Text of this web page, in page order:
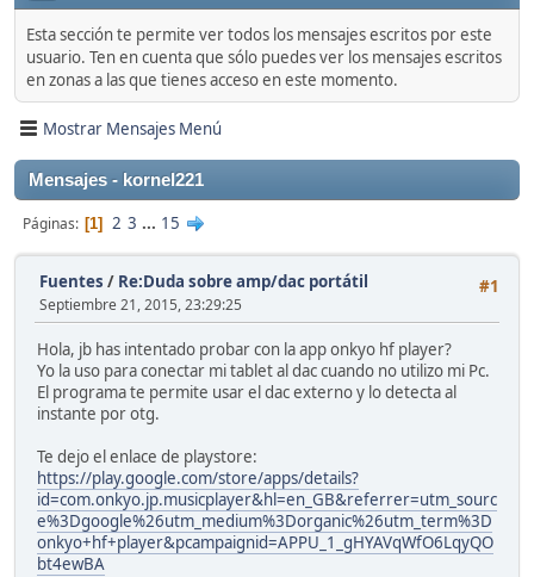
Esta sección te permite ver todos los mensajes escritos por este
usuario. Ten en cuenta que sólo puedes ver los mensajes escritos
en zonas a las que tienes acceso en este momento.
Mostrar Mensajes Menú
Mensajes - kornel221
Páginas 1 2 3 ... 15
#1
Fuentes / Re:Duda sobre amp/dac portátil
Septiembre 21, 2015, 23:29:25
Hola, jb has intentado probar con la app onkyo hf player?
Yo la uso para conectar mi tablet al dac cuando no utilizo mi Pc.
El programa te permite usar el dac externo y lo detecta al
instante por otg.
Te dejo el enlace de playstore:
https://play.google.com/store/apps/details?
id=com.onkyo.jp.musicplayer&hl=en_GB&referrer=utm_sourc
e%3Dgoogle%26utm_medium%3Dorganic%26utm_term%3D
onkyo+hf+player&pcampaignid=APPU_1_gHYAVqWfO6LqyQO
bt4ewBA